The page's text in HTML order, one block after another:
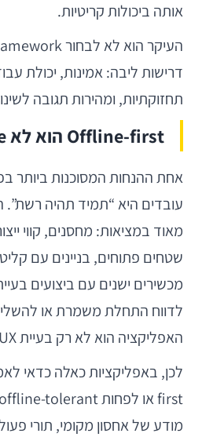
אותה ביכולות קריטיות.
דרישות ליבה: אמינות, יכולת
תחזוקתיות, ומהירות תגובה
Offline-first הוא לא nice-to-have
אחת ההנחות המסוכנות ביותר
עובדים היא “תמיד תהיה
מאוד במציאות: מחסנים, קווי
שטחים פתוחים, בניינים עם
מכשירים ישנים עם ביצועים
לדווח התחלת משמרת או
האפליקציה הוא לא רק בעיית UX — הוא אירוע תפעולי.
מודע של אחסון מקומי, תורי